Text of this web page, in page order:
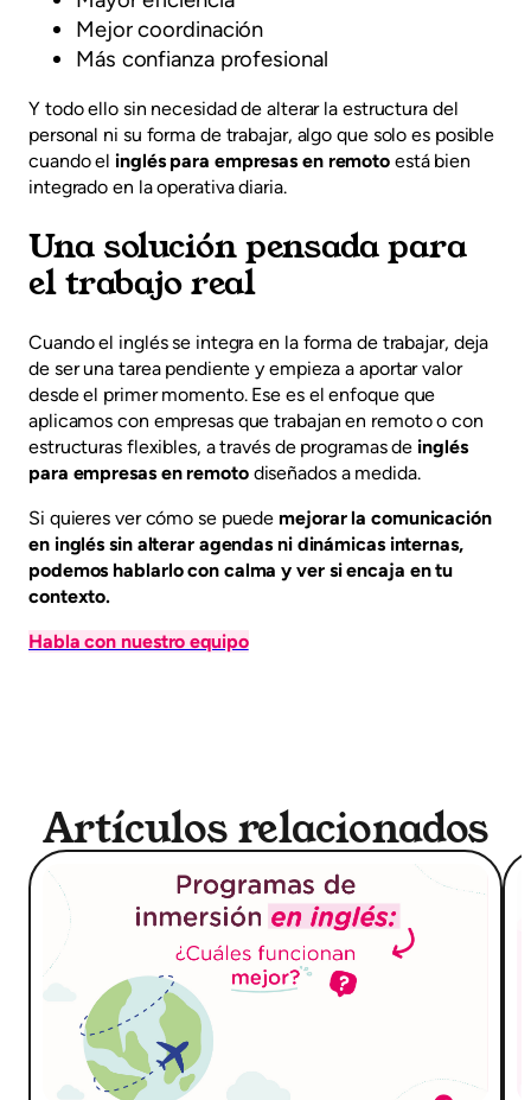
Mejor coordinación
Más confianza profesional
Y todo ello sin necesidad de alterar la estructura del
personal ni su forma de trabajar, algo que solo es posible
cuando el inglés para empresas en remoto está bien
integrado en la operativa diaria.
Una solución pensada para
el trabajo real
Cuando el inglés se integra en la forma de trabajar, deja
de ser una tarea pendiente y empieza a aportar valor
desde el primer momento. Ese es el enfoque que
aplicamos con empresas que trabajan en remoto o con
estructuras flexibles, a través de programas de inglés
para empresas en remotodiseñados a medida.
Si quieres ver cómo se puedemejorar la comunicación
en inglés sin alterar agendas ni dinámicas internas,
podemos hablarlo con calma y ver si encaja en tu
contexto.
Habla con nuestro equipo
Artículos relacionados